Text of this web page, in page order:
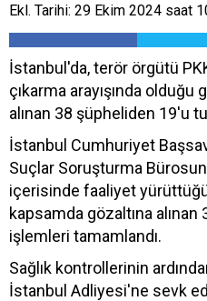
Ekl. Tarihi: 29 Ekim 2024 saat
İstanbul'da, terör örgütü
çıkarma arayışında
alınan 38 şüpheliden 19'u
İstanbul Cumhuriyet
Suçlar Soruşturma
içerisinde faaliyet
kapsamda gözaltına
işlemleri tamamlandı.
Sağlık kontrollerinin
İstanbul Adliyesi'ne sevk